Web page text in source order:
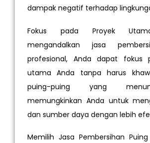
dampak negatif terhadap
Fokus pada Proyek
mengandalkan jasa
profesional, Anda dapat fokus
utama Anda tanpa harus
puing-puing yang
memungkinkan Anda untuk
dan sumber daya dengan lebih
Memilih Jasa Pembersihan